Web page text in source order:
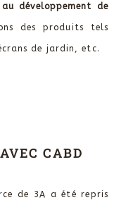
développement de
des produits tels
de jardin, etc.
CABD
de 3A a été repris